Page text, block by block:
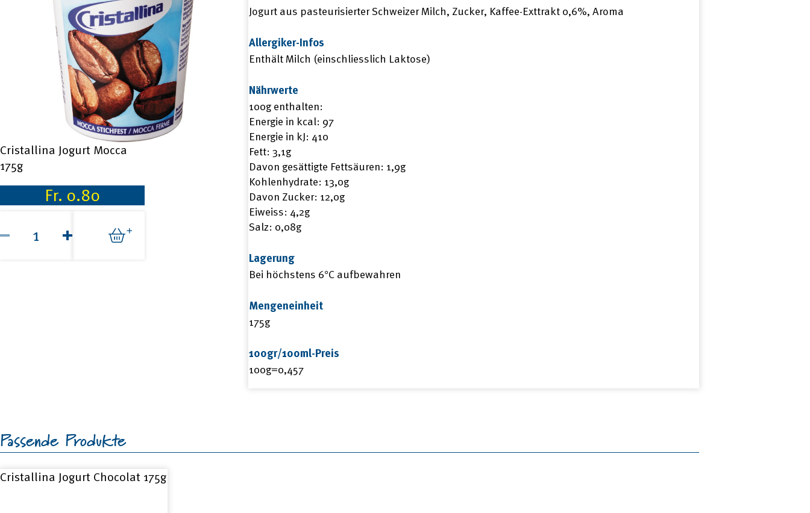
Cristallina Jogurt Mocca
175g
Fr. 0.80
Mocca
Jogurt aus pasteurisierter Schweizer Milch, Zucker, Kaffee-Exttrakt 0,6%, Aroma
Allergiker-Infos
Enthält Milch (einschliesslich Laktose)
Nährwerte
100g enthalten:
Energie in kcal: 97
Energie in kJ: 410
Fett: 3,1g
Davon gesättigte Fettsäuren: 1,9g
Kohlenhydrate: 13,0g
Davon Zucker: 12,0g
Eiweiss: 4,2g
Salz: 0,08g
Lagerung
Bei höchstens 6°C aufbewahren
Mengeneinheit
175g
100gr/100ml-Preis
100g=0,457
Passende Produkte
Cristallina Jogurt Chocolat 175g